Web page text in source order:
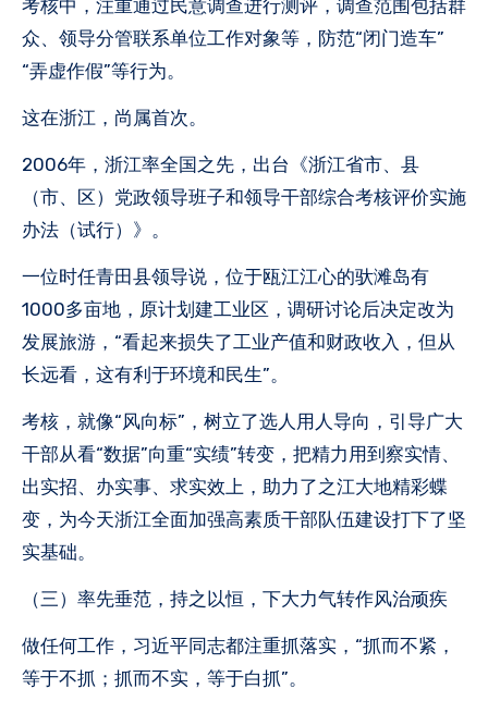
考核中，注重通过民意调查进行测评，调查范围包括群
众、领导分管联系单位工作对象等，防范“闭门造车”
“弄虚作假”等行为。
这在浙江，尚属首次。
2006年，浙江率全国之先，出台《浙江省市、县
（市、区）党政领导班子和领导干部综合考核评价实施
办法（试行）》。
一位时任青田县领导说，位于瓯江江心的驮滩岛有
1000多亩地，原计划建工业区，调研讨论后决定改为
发展旅游，“看起来损失了工业产值和财政收入，但从
长远看，这有利于环境和民生”。
考核，就像“风向标”，树立了选人用人导向，引导广大
干部从看“数据”向重“实绩”转变，把精力用到察实情、
出实招、办实事、求实效上，助力了之江大地精彩蝶
变，为今天浙江全面加强高素质干部队伍建设打下了坚
实基础。
（三）率先垂范，持之以恒，下大力气转作风治顽疾
做任何工作，习近平同志都注重抓落实，“抓而不紧，
等于不抓；抓而不实，等于白抓”。